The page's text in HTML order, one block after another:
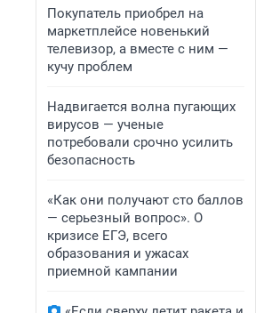
Покупатель приобрел на
маркетплейсе новенький
телевизор, а вместе с ним —
кучу проблем
Надвигается волна пугающих
вирусов — ученые
потребовали срочно усилить
безопасность
«Как они получают сто баллов
— серьезный вопрос». О
кризисе ЕГЭ, всего
образования и ужасах
приемной кампании